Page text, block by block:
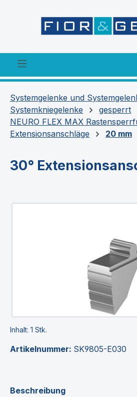
Systemgelenke und
Systemkniegelenke
gesperrt
NEURO FLEX MAX
Extensionsanschläge
20 mm
30°
Inhalt: 1 Stk.
Artikelnummer: SK9805-E030
Beschreibung